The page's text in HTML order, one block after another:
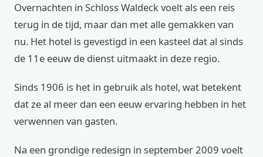
Overnachten in Schloss Waldeck voelt als een reis
terug in de tijd, maar dan met alle gemakken van
nu. Het hotel is gevestigd in een kasteel dat al sinds
de 11e eeuw de dienst uitmaakt in deze regio.
Sinds 1906 is het in gebruik als hotel, wat betekent
dat ze al meer dan een eeuw ervaring hebben in het
verwennen van gasten.
Na een grondige redesign in september 2009 voelt